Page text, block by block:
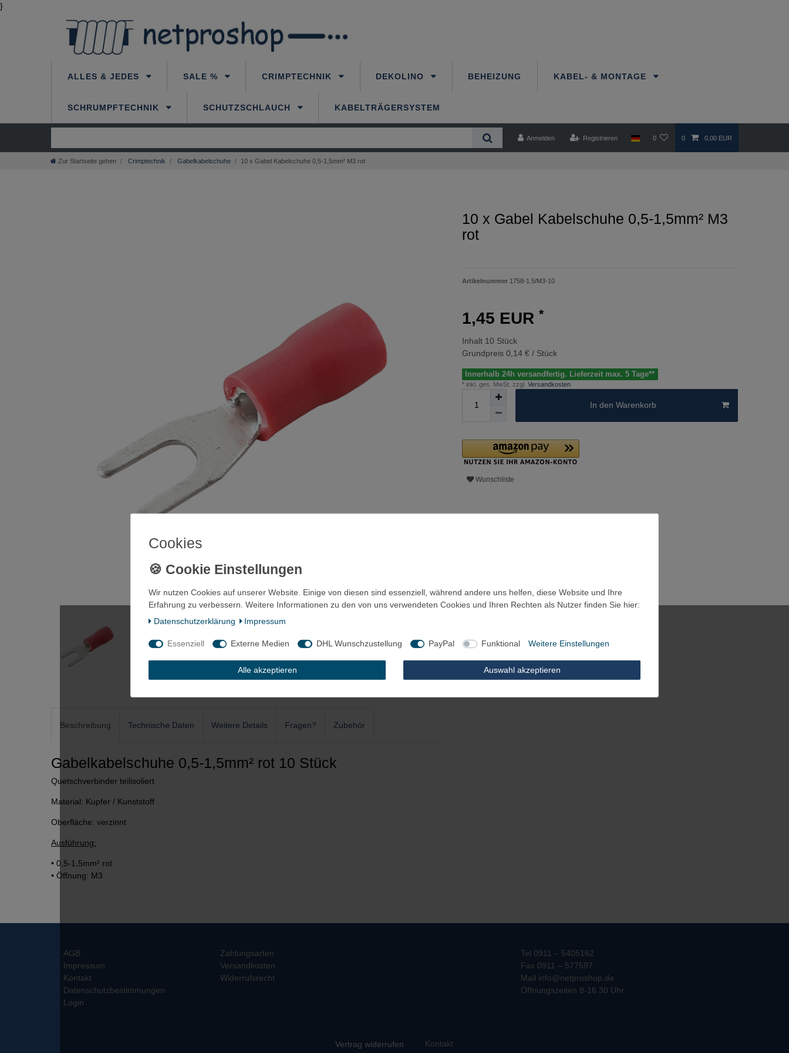
}
ALLES & JEDES SALE % CRIMPTECHNIK DEKOLINO BEHEIZUNG KABEL- & MONTAGE
SCHRUMPFTECHNIK SCHUTZSCHLAUCH KABELTRÄGERSYSTEM
Anmelden Registrieren 0 0 0,00 EUR
Zur Startseite gehen Crimptechnik Gabelkabelschuhe 10 x Gabel Kabelschuhe 0,5-1,5mm² M3 rot
Beschreibung Technische Daten Weitere Details Fragen? Zubehör
Gabelkabelschuhe 0,5-1,5mm² rot 10 Stück
Quetschverbinder teilisoliert
Material: Kupfer / Kunststoff
Oberfläche: verzinnt
Ausführung:
• 0,5-1,5mm² rot
• Öffnung: M3
10 x Gabel Kabelschuhe 0,5-1,5mm² M3
rot
Artikelnummer 1758-1.5/M3-10
1,45 EUR *
Inhalt 10 Stück
Grundpreis 0,14 € / Stück
Innerhalb 24h versandfertig. Lieferzeit max. 5 Tage**
* inkl. ges. MwSt. zzgl. Versandkosten
In den Warenkorb
Wunschliste
AGB
Impressum
Kontakt
Datenschutzbestimmungen
Login
Zahlungsarten
Versandkosten
Widerrufsrecht
Tel 0911 – 5405162
Fax 0911 – 577597
Mail info@netproshop.de
Öffnungszeiten 8-16.30 Uhr
Vertrag widerrufen Kontakt
Cookies
Wir nutzen Cookies auf unserer Website. Einige von diesen sind essenziell, während andere uns helfen, diese Website und Ihre
Erfahrung zu verbessern. Weitere Informationen zu den von uns verwendeten Cookies und Ihren Rechten als Nutzer finden Sie hier:
Daten­schutz­erklärung
Impressum
Essenziell Externe Medien DHL Wunschzustellung PayPal Funktional Weitere Einstellungen
Alle akzeptieren Auswahl akzeptieren